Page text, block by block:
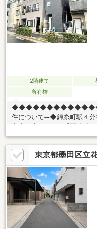
2階建て
所有権
件について---◆錦糸町駅４分
キャストが出来る事---◆提携
～）◆物件調査報告書の作
ーション(※LP)の実施が可能
ミュレーションで
す
東京都墨田区立